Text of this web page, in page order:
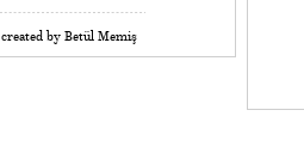
created by Betül Memiş